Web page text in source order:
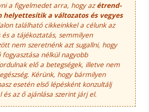
a figyelmedet arra, hogy azétrend-
helyettesítik a változatos és vegyes
található cikkeinkkel a célunk az
a tájékoztatás, semmilyen
nem szeretnénk azt sugallni, hogy
nélkül nagyobb
elő a betegségek, illetve nem
Kérünk, hogy bármilyen
esetén első lépésként konzultálj
és az ő ajánlása szerint járj el.